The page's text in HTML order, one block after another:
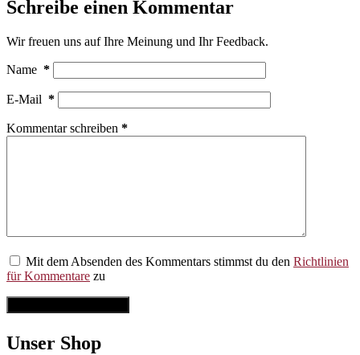
Schreibe einen Kommentar
Wir freuen uns auf Ihre Meinung und Ihr Feedback.
Name *
E-Mail *
Kommentar schreiben *
Mit dem Absenden des Kommentars stimmst du den Richtlinien
für Kommentare zu
Unser Shop